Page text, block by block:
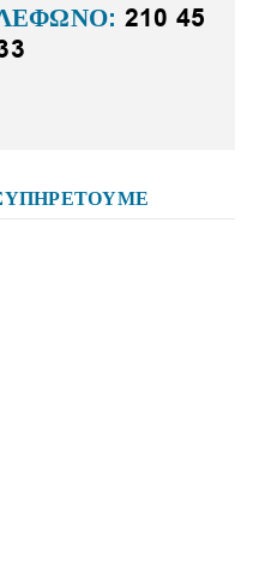
210 45